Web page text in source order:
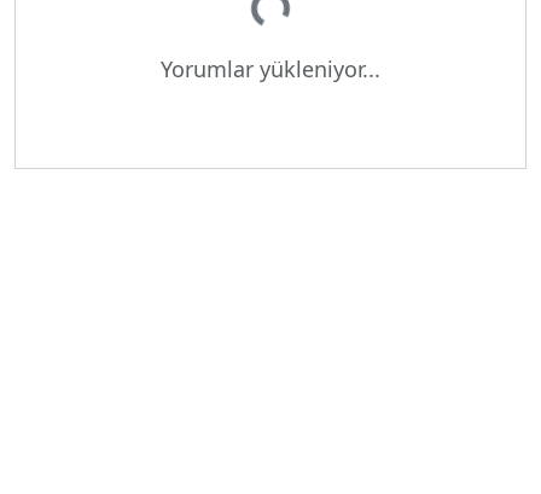
Yükleniyor...
Yorumlar yükleniyor...